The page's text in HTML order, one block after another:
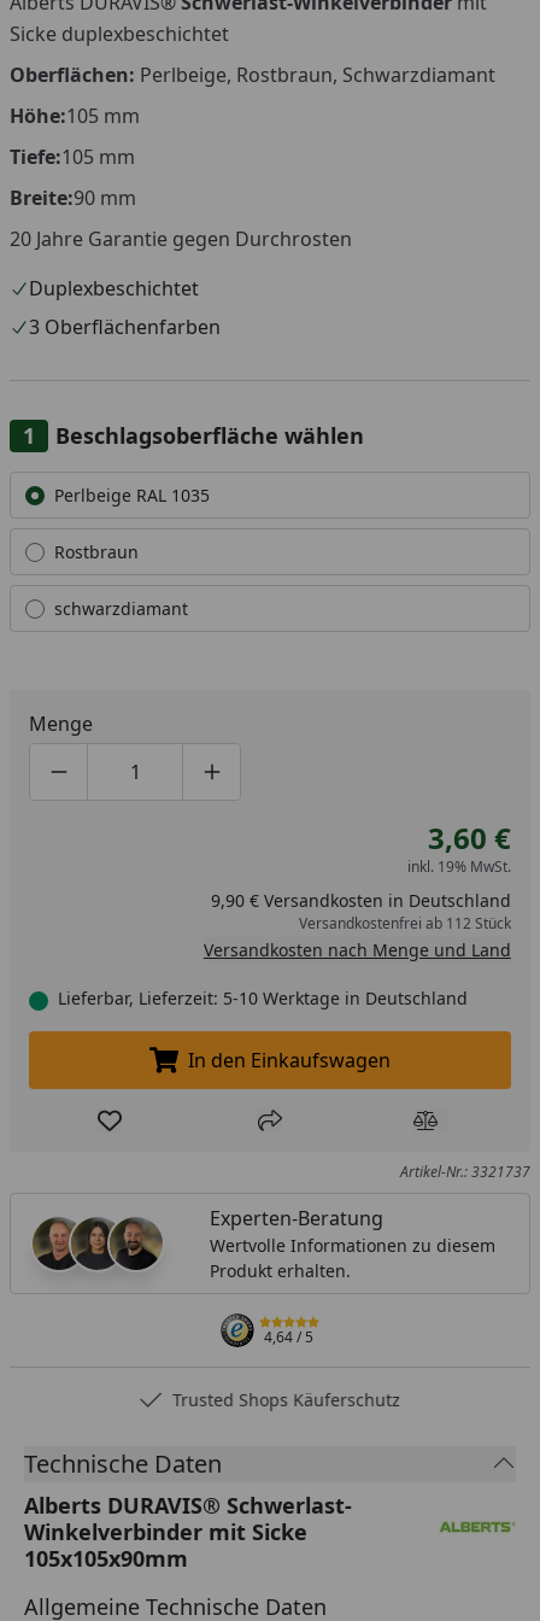
Sicke duplexbeschichtet
Oberflächen: Perlbeige, Rostbraun, Schwarzdiamant
Höhe:105 mm
Tiefe:105 mm
Breite:90 mm
20 Jahre Garantie gegen Durchrosten
Duplexbeschichtet
3 Oberflächenfarben
Beschlagsoberfläche wählen
Alle anzeigen (3)
Perlbeige RAL 1035
Rostbraun
schwarzdiamant
Menge
Produktmenge um eins verringern
Produktmenge manuell eingeben
Produktmenge um eins erhöhen
3,60 €
inkl. 19% MwSt.
9,90 € Versandkosten in Deutschland
Versandkostenfrei ab 112 Stück
Versandkosten nach Menge und Land
Lieferbar, Lieferzeit: 5-10 Werktage in Deutschland
In den Einkaufswagen legen
In den Einkaufswagen
Produkt zur Wunschliste hinzufügen
Teilen Produkt
Artikel-Nr.: 3321737
Experten-Beratung
Wertvolle Informationen zu diesem
Produkt erhalten.
4,64/ 5
Trusted Shops Käuferschutz
Technische Daten
Alberts DURAVIS® Schwerlast-
Winkelverbinder mit Sicke
105x105x90mm
Allgemeine Technische Daten